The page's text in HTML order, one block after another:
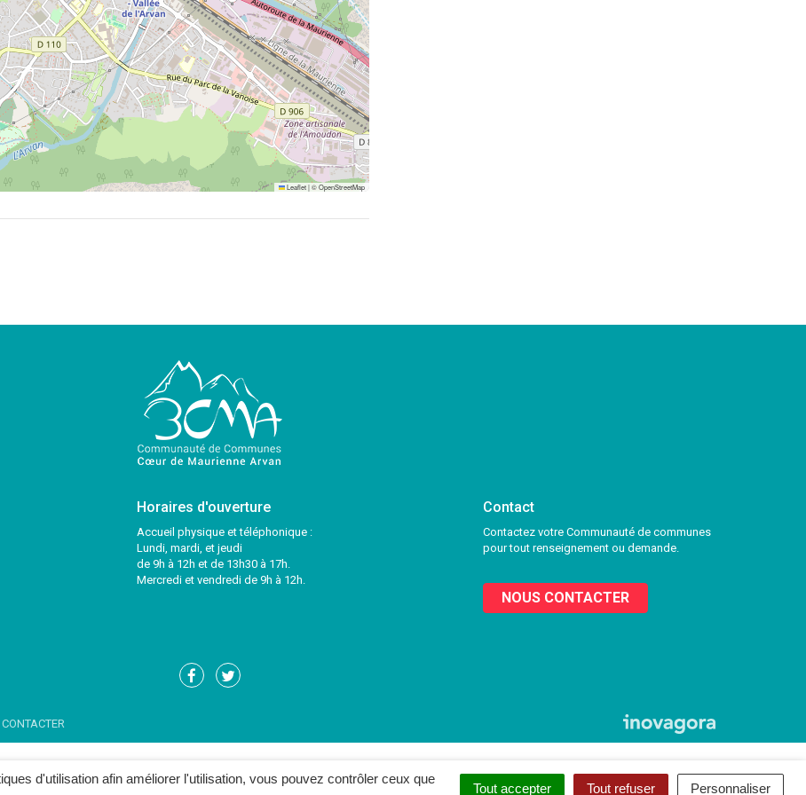
d'utilisation afin améliorer l'utilisation, vous pouvez contrôler ceux que
Tout accepter Tout refuser Personnaliser
Leaflet|©OpenStreetMap
Horaires d'ouverture
Accueil physique et téléphonique :
Lundi, mardi, et jeudi
de 9h à 12h et de 13h30 à 17h.
Mercredi et vendredi de 9h à 12h.
Contact
Contactez votre Communauté de communes
pour tout renseignement ou demande.
NOUS CONTACTER
Lien
Facebook
Lien
Twitter